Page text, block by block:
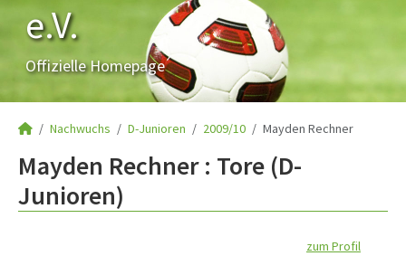
e.V.
Offizielle Homepage
Nachwuchs D-Junioren 2009/10 Mayden Rechner
Mayden Rechner : Tore (D-
Junioren)
zum Profil